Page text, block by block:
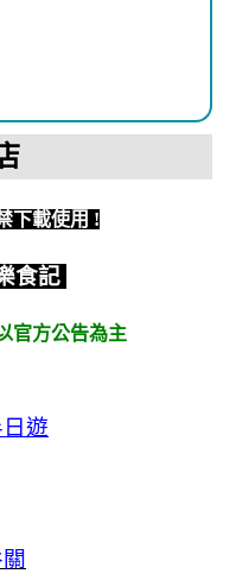
下載使用 !
食記
官方公告為主
遊